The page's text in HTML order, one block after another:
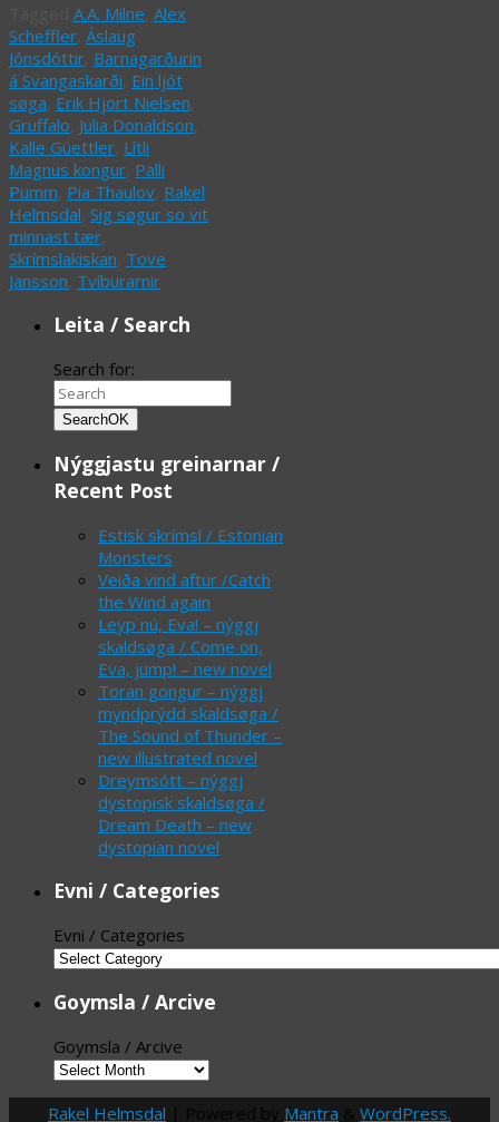
A.A. Milne Alex
Scheffler Áslaug
Jónsdóttir Barnagarðurin
á Svangaskarði Ein ljót
søga Erik Hjort Nielsen
Gruffalo Julia Donaldson
Kalle Güettler Lítli
Magnus kongur Palli
Pumm Pia Thaulov Rakel
Helmsdal Sig søgur so vit
minnast tær
Skrímslakiskan Tove
Jansson Tvíburarnir
Leita / Search
Search for:
SearchOK
Nýggjastu greinarnar /
Recent Post
Estisk skrímsl / Estonian
Monsters
Veiða vind aftur /Catch
the Wind again
Leyp nú, Eva! – nýggj
skaldsøga / Come on,
Eva, jump! – new novel
Toran gongur – nýggj
myndprýdd skaldsøga /
The Sound of Thunder –
new illustrated novel
Dreymsótt – nýggj
dystopisk skaldsøga /
Dream Death – new
dystopian novel
Evni / Categories
Evni / Categories
Goymsla / Arcive
Goymsla / Arcive
Rakel Helmsdal Mantra WordPress.